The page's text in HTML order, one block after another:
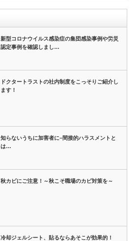
新型コロナウイルス感染症の集団感染事例や労災
認定事例を確認しまし…
ドクタートラストの社内制度をこっそりご紹介し
ます！
知らないうちに加害者に–間接的ハラスメントと
は…
秋カビにご注意！～秋こそ職場のカビ対策を～
冷却ジェルシート、貼るならあそこが効果的！